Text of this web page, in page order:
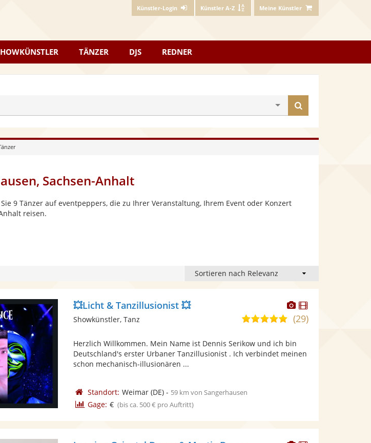
Künstler-Login Künstler A-Z Meine Künstler
TÄNZER DJS REDNER
finden
Sachsen-Anhalt
9 Tänzer auf eventpeppers, die zu Ihrer Veranstaltung, Ihrem Event oder Konzert
reisen.
Dieser
Künstler
stellt
Dieser
Künstler
💥Licht & Tanzillusionist 💥
4,9
5
Sternen
(29)
Showkünstler, Tanz
Herzlich Willkommen. Mein Name ist Dennis Serikow und ich bin
Deutschland's erster Urbaner Tanzillusionist . Ich verbindet meinen
schon mechanisch-illusionären ...
Standort: Weimar(DE)- 59 km von Sangerhausen
Gage: € (bis ca. 500 € pro Auftritt)